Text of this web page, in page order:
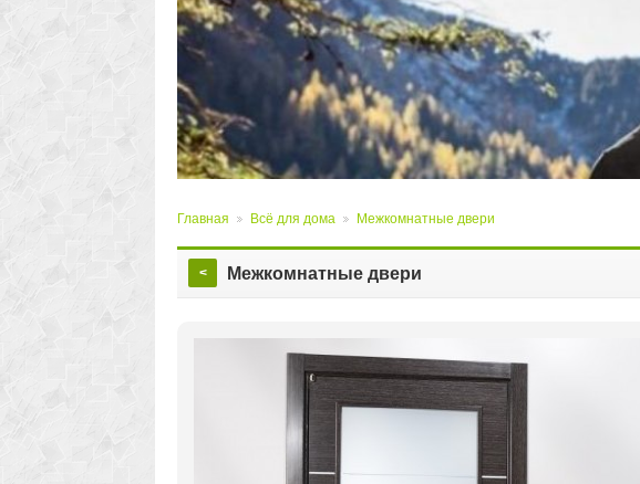
Главная Всё для дома Межкомнатные двери
< Межкомнатные двери